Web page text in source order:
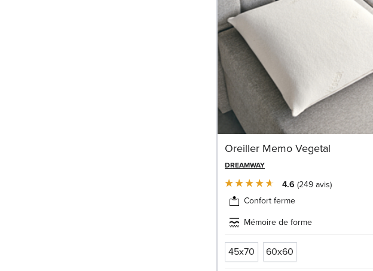
Oreiller Memo Vegetal
DREAMWAY
4.6 249avis
Confort ferme
Mémoire de forme
45x70 60x60